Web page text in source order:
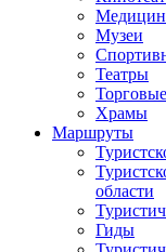
Музеи
Театры
Храмы
Маршруты
области
Гиды